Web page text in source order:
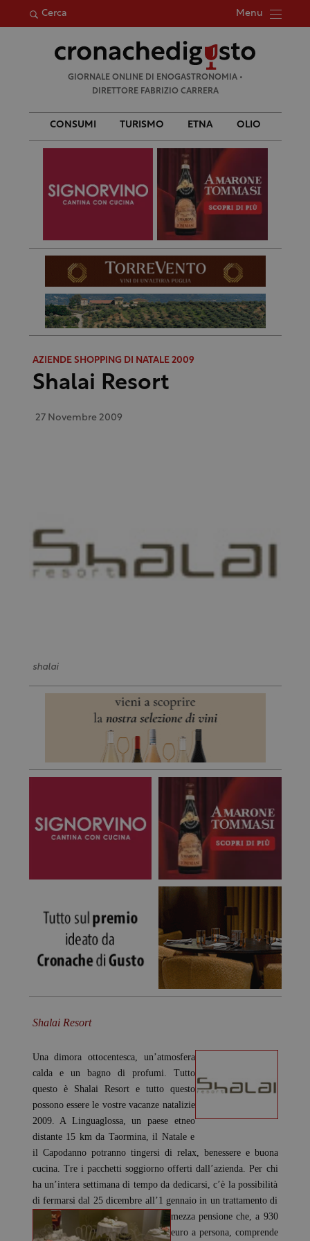
Cerca Menu
per:
GIORNALE ONLINE DI ENOGASTRONOMIA •
DIRETTORE FABRIZIO CARRERA
CONSUMI TURISMO ETNA OLIO
AZIENDE SHOPPING DI NATALE 2009
Shalai Resort
27 Novembre 2009
shalai
Shalai Resort
Una dimora ottocentesca, un’atmosfera
calda e un bagno di profumi. Tutto
questo è Shalai Resort e tutto questo
possono essere le vostre vacanze natalizie
2009. A Linguaglossa, un paese etneo
distante 15 km da Taormina, il Natale e
il Capodanno potranno tingersi di relax, benessere e buona
cucina. Tre i pacchetti soggiorno offerti dall’azienda. Per chi
ha un’intera settimana di tempo da dedicarsi, c’è la possibilità
di fermarsi dal 25 dicembre all’1 gennaio in un trattamento di
mezza pensione che, a 930
euro a persona, comprende